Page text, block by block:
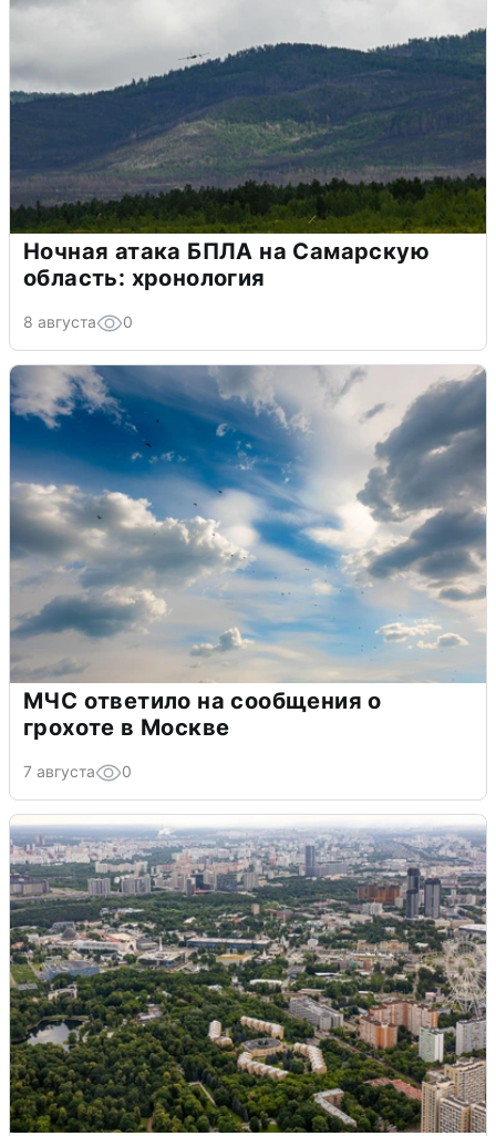
Ночная атака БПЛА на Самарскую
область: хронология
8 августа 0
МЧС ответило на сообщения о
грохоте в Москве
7 августа 0